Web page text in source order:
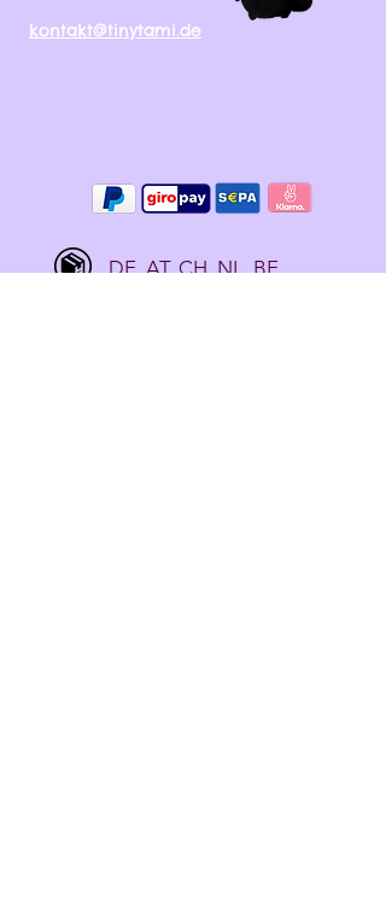
kontakt@tinytami.de
DE, AT, CH, NL, BE,